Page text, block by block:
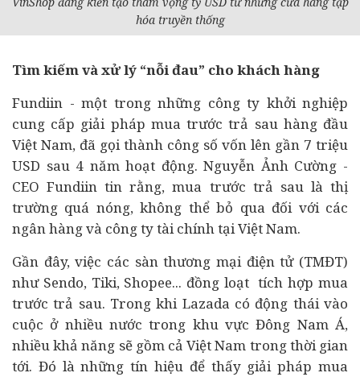
hóa truyền thống
Tìm kiếm và xử lý “nỗi đau” cho khách hàng
Fundiin - một trong những công ty khởi nghiệp
cung cấp giải pháp mua trước trả sau hàng đầu
Việt Nam, đã gọi thành công số vốn lên gần 7 triệu
USD sau 4 năm hoạt động. Nguyễn Ảnh Cường -
CEO Fundiin tin rằng, mua trước trả sau là thị
trường quá nóng, không thể bỏ qua đối với các
ngân hàngvà công tytài chínhtại Việt Nam.
Gần đây, việc các sàn thương mại điện tử (TMĐT)
như Sendo, Tiki, Shopee... đồng loạt tích hợp mua
trước trả sau. Trong khi Lazada có động thái vào
cuộc ở nhiều nước trong khu vực Đông Nam Á,
nhiều khả năng sẽ gồm cả Việt Nam trong thời gian
tới. Đó là những tín hiệu để thấy giải pháp mua